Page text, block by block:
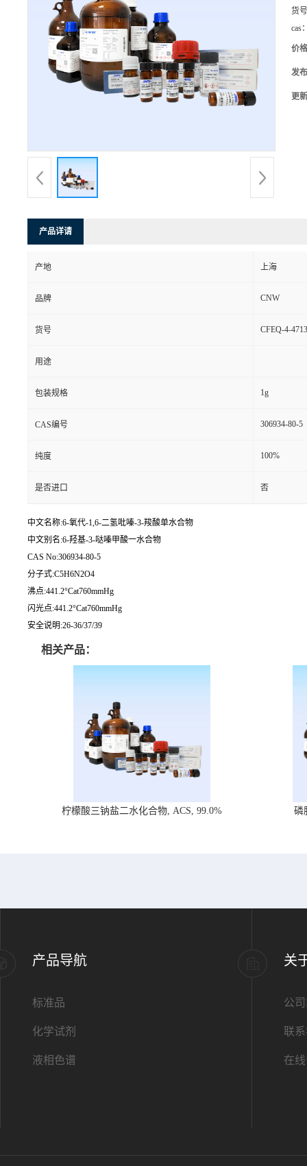
货
cas
价
发
更
产品详请
产地 上海
品牌 CNW
货号 CFEQ-4-
用途
包装规格 1g
CAS编号 306934-80-5
纯度 100%
是否进口 否
中文名称:6-氧代-1,6-二氢吡嗪-3-羧酸单水合物
中文别名:6-羟基-3-哒嗪甲酸一水合物
CAS No:306934-80-5
分子式:C5H6N2O4
沸点:441.2°Cat760mmHg
闪光点:441.2°Cat760mmHg
安全说明:26-36/37/39
相关产品：
柠檬酸三钠盐二水化合物, ACS, 99.0% 磷
产品导航
标准品
化学试剂
液相色谱
关
公
联
在